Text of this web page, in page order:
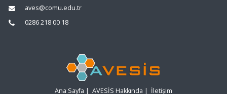
aves@comu.edu.tr
0286 218 00 18
Ana Sayfa | AVESİS Hakkında | İletişim